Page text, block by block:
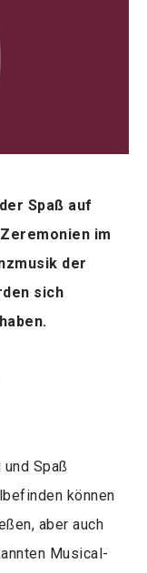
Spaß auf
im
der
sich
Spaß
können
aber auch
Musical-